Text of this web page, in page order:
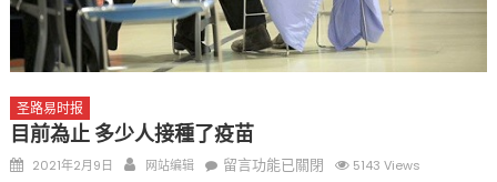
圣路易时报
目前為止 多少人接種了疫苗
Posted
2021年2月9日 Author
网站编辑
在
留言功能已關閉 5143 Views